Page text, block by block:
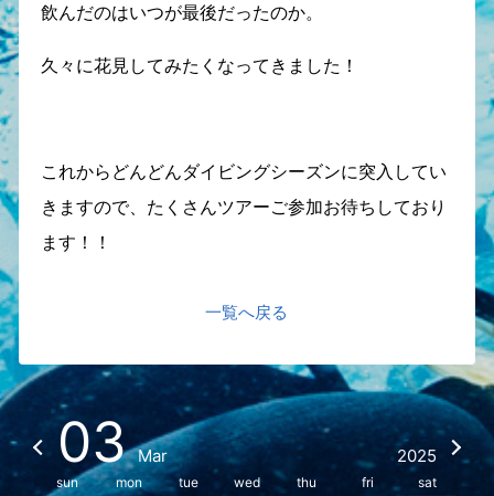
飲んだのはいつが最後だったのか。
久々に花見してみたくなってきました！
これからどんどんダイビングシーズンに突入してい
きますので、たくさんツアーご参加お待ちしており
ます！！
一覧へ戻る
03 Mar 2025
sun mon tue wed thu fri
sat